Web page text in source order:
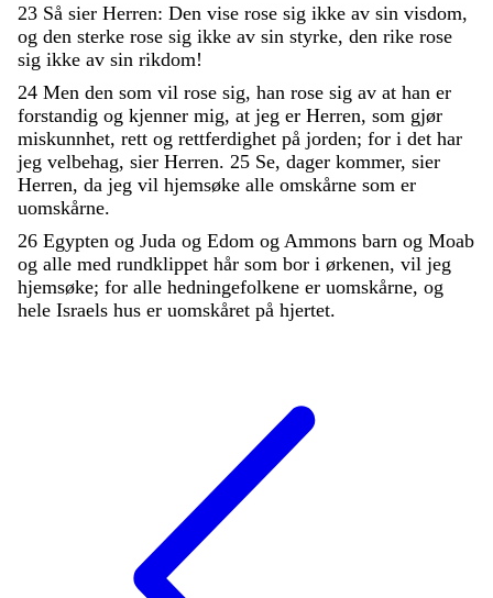
23 Så sier Herren: Den vise rose sig ikke av sin visdom,
og den sterke rose sig ikke av sin styrke, den rike rose
sig ikke av sin rikdom!
24 Men den som vil rose sig, han rose sig av at han er
forstandig og kjenner mig, at jeg er Herren, som gjør
miskunnhet, rett og rettferdighet på jorden; for i det har
jeg velbehag, sier Herren. 25 Se, dager kommer, sier
Herren, da jeg vil hjemsøke alle omskårne som er
uomskårne.
26 Egypten og Juda og Edom og Ammons barn og Moab
og alle med rundklippet hår som bor i ørkenen, vil jeg
hjemsøke; for alle hedningefolkene er uomskårne, og
hele Israels hus er uomskåret på hjertet.